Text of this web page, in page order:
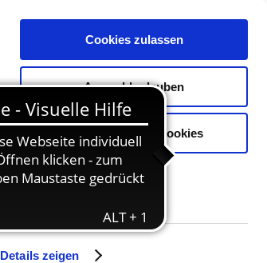
Details zeigen
Cookies zulassen
Auswahl erlauben
Nur notwendige Cookies